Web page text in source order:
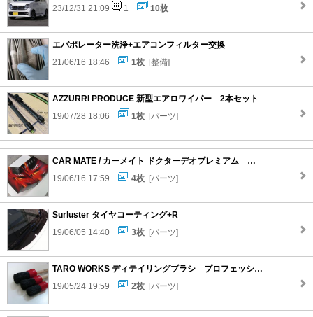
23/12/31 21:09
1 10枚
エバポレーター洗浄+エアコンフィルター交換
21/06/16 18:46
1枚 [整備]
AZZURRI PRODUCE 新型エアロワイパー 2本セット
19/07/28 18:06
1枚 [パーツ]
CAR MATE / カーメイト ドクターデオプレミアム シート下タイプ大型2個セット/D230W
19/06/16 17:59
4枚 [パーツ]
Surluster タイヤコーティング+R
19/06/05 14:40
3枚 [パーツ]
TARO WORKS ディテイリングブラシ プロフェッショナル
19/05/24 19:59
2枚 [パーツ]